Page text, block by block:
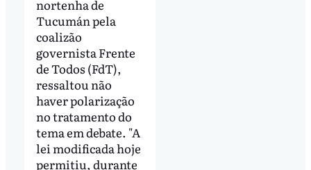
nortenha de
Tucumán pela
coalizão
governista Frente
de Todos (FdT),
ressaltou não
haver polarização
no tratamento do
tema em debate. "A
lei modificada hoje
permitiu, durante